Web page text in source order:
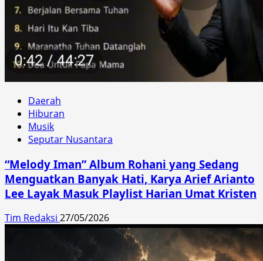
Daerah
Hiburan
Musik
Seputar Nusantara
“Melody Iman” Album Rohani yang Sedang
Menguatkan Banyak Hati, Karya Arief Arianto
Lee Layak Masuk Playlist Harian Umat Kristen
Tim Redaksi 27/05/2026